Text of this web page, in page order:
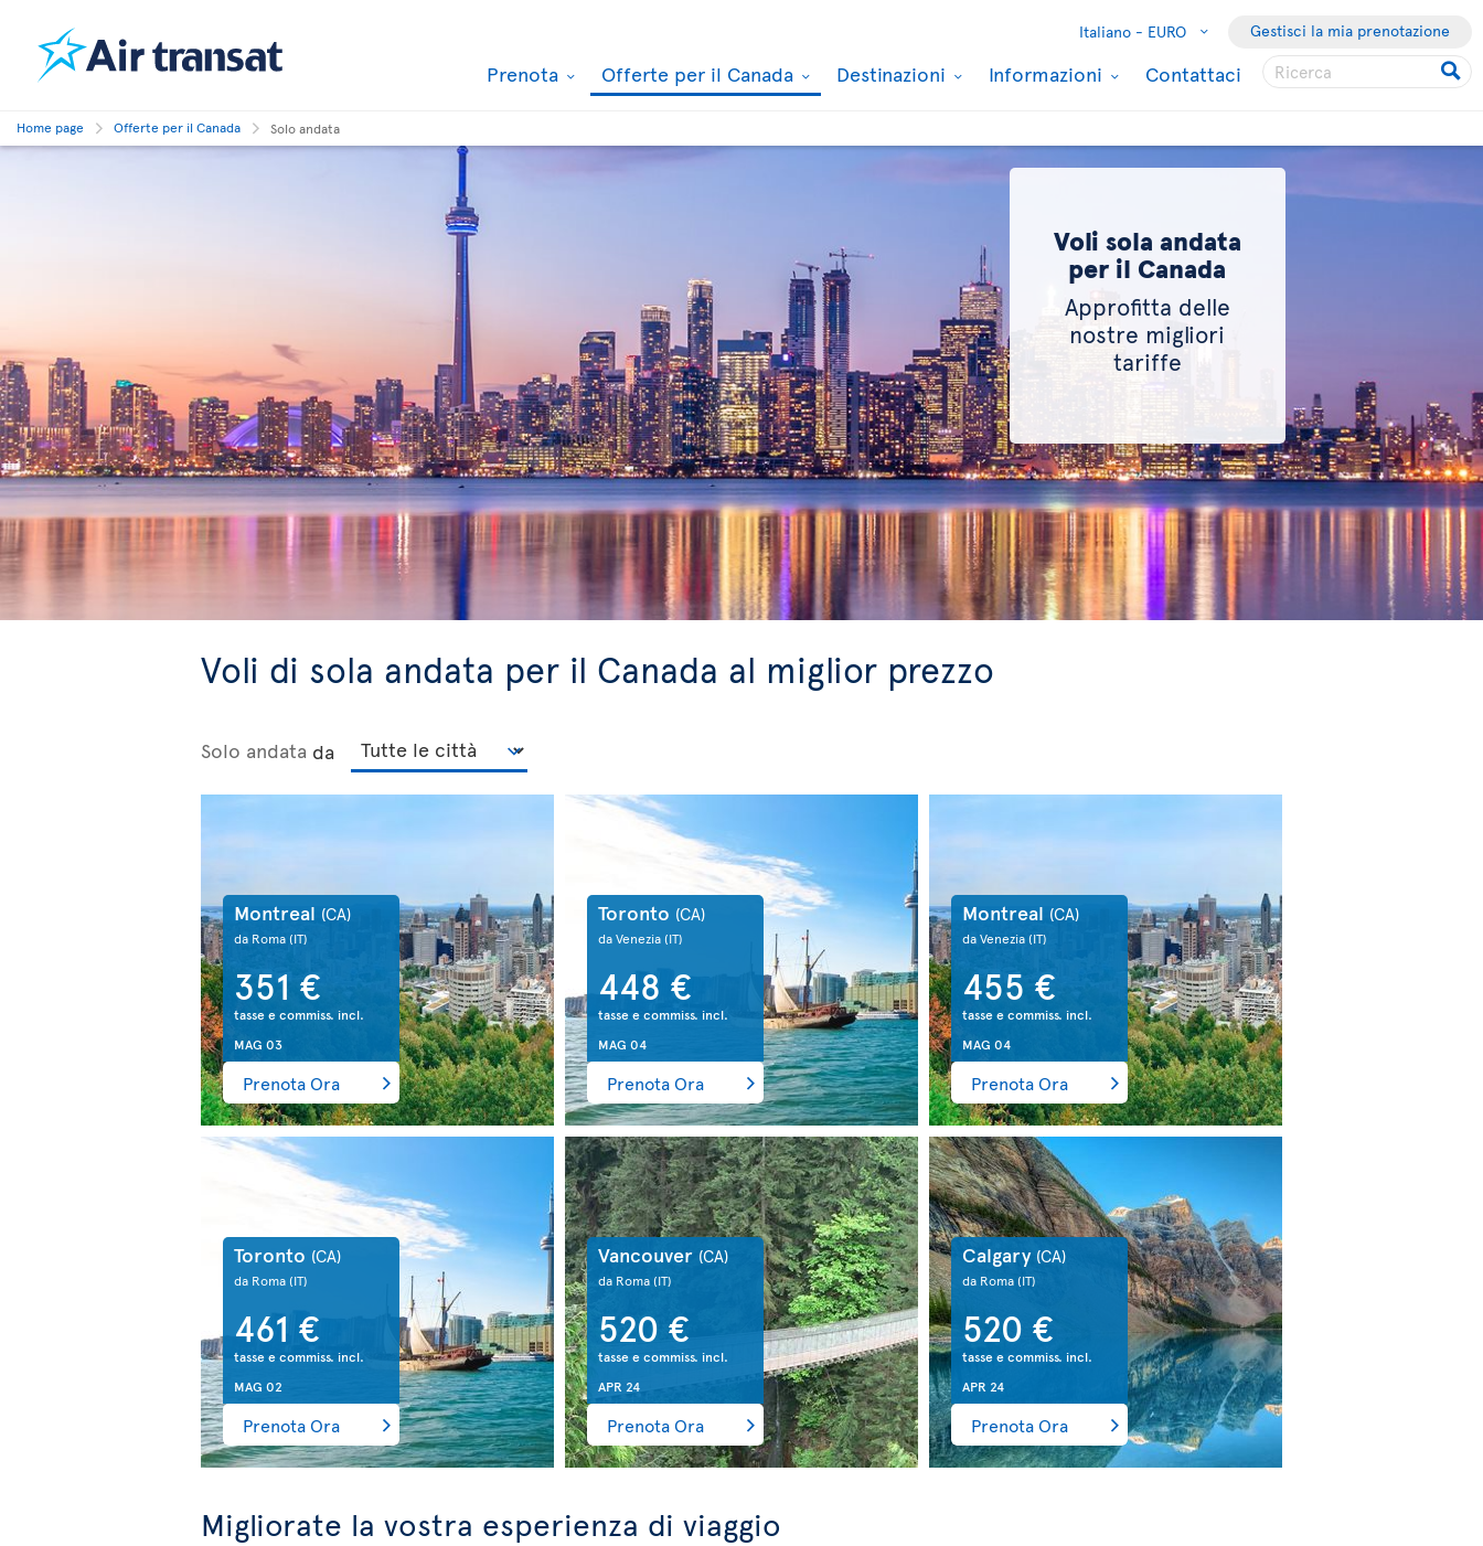
Italiano - EURO Gestisci la mia prenotazione
Prenota Offerte per il Canada Destinazioni Informazioni Contattaci
Home page Offerte per il Canada Solo andata
Voli sola andata
per il Canada
Approfitta delle
nostre migliori
tariffe
Voli di sola andata per il Canada al miglior prezzo
Solo andata da
Montreal (CA)
da Roma(IT)
351 €
tasse e commiss. incl.
MAG 03
Prenota Ora
Toronto (CA)
da Venezia(IT)
448 €
tasse e commiss. incl.
MAG 04
Prenota Ora
Montreal (CA)
da Venezia(IT)
455 €
tasse e commiss. incl.
MAG 04
Prenota Ora
Toronto (CA)
da Roma(IT)
461 €
tasse e commiss. incl.
MAG 02
Prenota Ora
Vancouver (CA)
da Roma(IT)
520 €
tasse e commiss. incl.
APR 24
Prenota Ora
Calgary (CA)
da Roma(IT)
520 €
tasse e commiss. incl.
APR 24
Prenota Ora
Migliorate la vostra esperienza di viaggio